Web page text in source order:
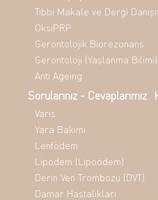
Tıbbi Makale ve Dergi
OksiPRP
Gerontolojik Biorezonans
Gerontoloji (Yaşlanma Bilimi)
Anti Ageing
Sorularınız - Cevaplarımız
Varis
Yara Bakımı
Lenfödem
Lipodem (Lipoödem)
Derin Ven Trombozu (DVT)
Damar Hastalıkları